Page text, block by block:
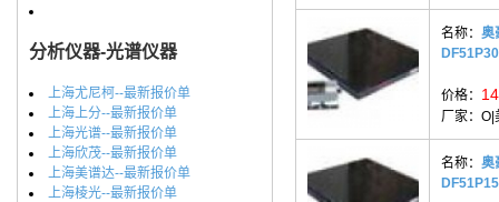
分析仪器-光谱仪器
上海尤尼柯--最新报价单
上海上分--最新报价单
上海光谱--最新报价单
上海欣茂--最新报价单
上海美谱达--最新报价单
上海棱光--最新报价单
名称： 奥
价格：
厂家： O|
名称： 奥